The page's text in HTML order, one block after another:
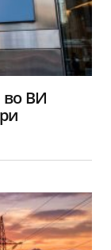
во ВИ